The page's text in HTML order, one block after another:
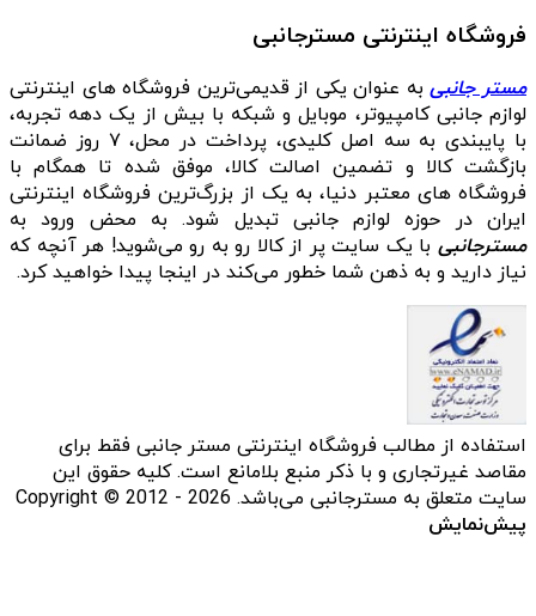
فروشگاه اینترنتی مسترجانبی
مستر جانبیبه عنوان یکی از قدیمی‌ترین فروشگاه های اینترنتی
لوازم جانبی کامپیوتر، موبایل و شبکه با بیش از یک دهه تجربه،
با پایبندی به سه اصل کلیدی، پرداخت در محل، ۷ روز ضمانت
بازگشت کالا و تضمین اصالت کالا، موفق شده تا همگام با
فروشگاه‌ های معتبر دنیا، به یک از بزرگ‌ترین فروشگاه اینترنتی
ایران در حوزه لوازم جانبی تبدیل شود. به محض ورود به
مسترجانبی با یک سایت پر از کالا رو به رو می‌شوید! هر آنچه که
نیاز دارید و به ذهن شما خطور می‌کند در اینجا پیدا خواهید کرد.
استفاده از مطالب فروشگاه اینترنتی مستر جانبی فقط برای
مقاصد غیرتجاری و با ذکر منبع بلامانع است. کلیه حقوق این
سایت متعلق به مسترجانبی می‌باشد. Copyright © 2012 - 2026
پیش‌نمایش